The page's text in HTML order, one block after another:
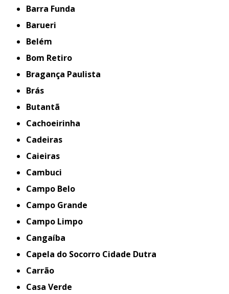
Barra Funda
Barueri
Belém
Bom Retiro
Bragança Paulista
Brás
Butantã
Cachoeirinha
Cadeiras
Caieiras
Cambuci
Campo Belo
Campo Grande
Campo Limpo
Cangaíba
Capela do Socorro Cidade Dutra
Carrão
Casa Verde